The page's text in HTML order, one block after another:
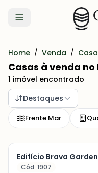
Abrir menu
Home / Venda / Casa
Casas à venda
1 imóvel encontrado
Destaques
Frente Mar
Mobiliado Pronto para
Edifício Brava
Cód. 1907